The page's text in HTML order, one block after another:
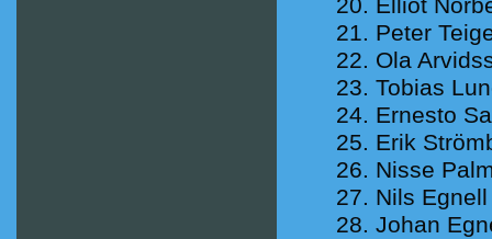
Peter
Ola
Tobias
Ernesto
Erik
Nisse
Nils
Johan